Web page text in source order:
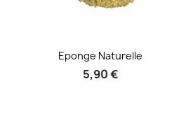
Aperçu rapide
Eponge Naturelle
5,90 €